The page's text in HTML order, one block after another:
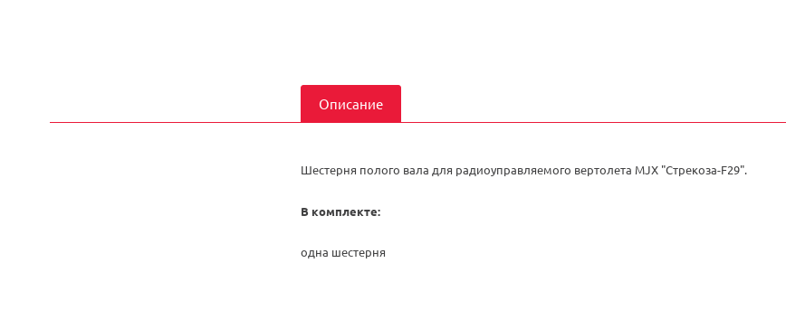
Описание
Шестерня полого вала для радиоуправляемого вертолета MJX "Стрекоза-F29".
В комплекте:
одна шестерня